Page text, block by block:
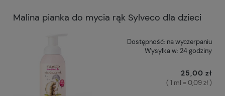
Malina pianka do mycia rąk Sylveco dla dzieci
Dostępność: na wyczerpaniu
Wysyłka w: 24 godziny
25,00 zł
( 1 ml = 0,09 zł )